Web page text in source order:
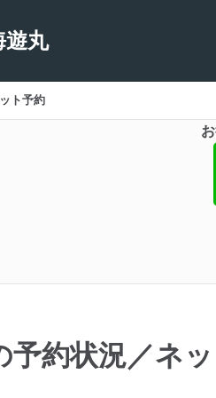
遊丸
ト予約
予約状況／ネ